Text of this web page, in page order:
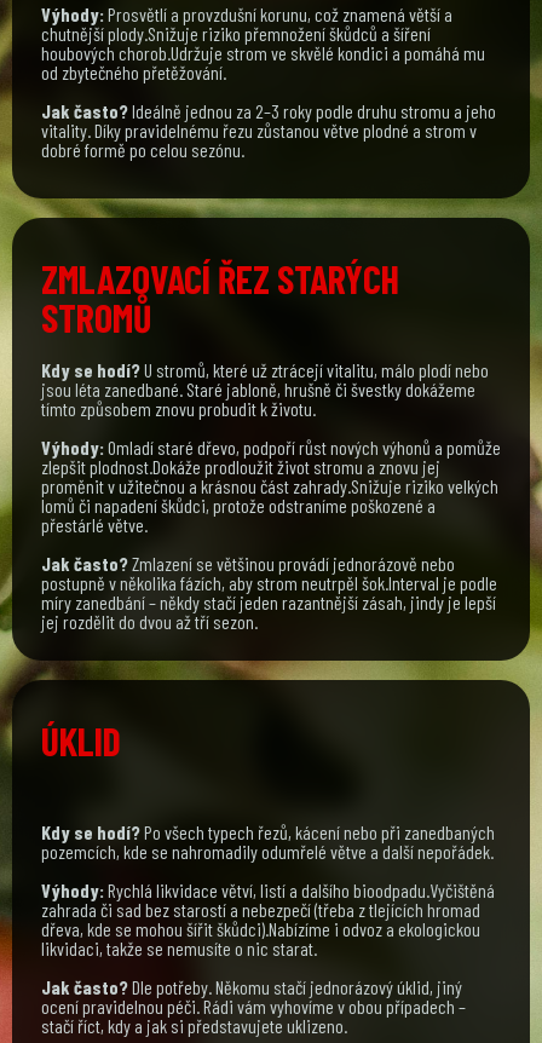
Výhody:Prosvětlí a provzdušní korunu, což znamená větší a
chutnější plody.Snižuje riziko přemnožení škůdců a šíření
houbových chorob.Udržuje strom ve skvělé kondici a pomáhá mu
od zbytečného přetěžování.
Jak často?Ideálně jednou za 2–3 roky podle druhu stromu a jeho
vitality. Díky pravidelnému řezu zůstanou větve plodné a strom v
dobré formě po celou sezónu.
ZMLAZOVACÍ ŘEZ STARÝCH
STROMŮ
Kdy se hodí?U stromů, které už ztrácejí vitalitu, málo plodí nebo
jsou léta zanedbané. Staré jabloně, hrušně či švestky dokážeme
tímto způsobem znovu probudit k životu.
Výhody:Omladí staré dřevo, podpoří růst nových výhonů a pomůže
zlepšit plodnost.Dokáže prodloužit život stromu a znovu jej
proměnit v užitečnou a krásnou část zahrady.Snižuje riziko velkých
lomů či napadení škůdci, protože odstraníme poškozené a
přestárlé větve.
Jak často?Zmlazení se většinou provádí jednorázově nebo
postupně v několika fázích, aby strom neutrpěl šok.Interval je podle
míry zanedbání – někdy stačí jeden razantnější zásah, jindy je lepší
jej rozdělit do dvou až tří sezon.
ÚKLID
Kdy se hodí?Po všech typech řezů, kácení nebo při zanedbaných
pozemcích, kde se nahromadily odumřelé větve a další nepořádek.
Výhody: Rychlá likvidace větví, listí a dalšího bioodpadu.Vyčištěná
zahrada či sad bez starostí a nebezpečí (třeba z tlejících hromad
dřeva, kde se mohou šířit škůdci).Nabízíme i odvoz a ekologickou
likvidaci, takže se nemusíte o nic starat.
Jak často?Dle potřeby. Někomu stačí jednorázový úklid, jiný
ocení pravidelnou péči. Rádi vám vyhovíme v obou případech –
stačí říct, kdy a jak si představujete uklizeno.